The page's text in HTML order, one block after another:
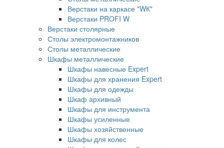
Верстаки на каркасе "WК"
Верстаки PROFI W
Верстаки столярные
Столы электромонтажников
Столы металлические
Шкафы металлические
Шкафы навесные Expert
Шкафы для хранения Expert
Шкафы для одежды
Шкаф архивный
Шкафы для инструмента
Шкафы усиленные
Шкафы хозяйственные
Шкафы для колес